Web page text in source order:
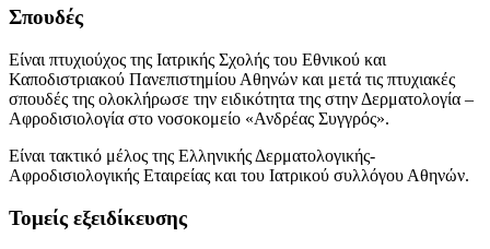
Σπουδές
Είναι πτυχιούχος της Ιατρικής Σχολής του Εθνικού και
Καποδιστριακού Πανεπιστημίου Αθηνών και μετά τις πτυχιακές
σπουδές της ολοκλήρωσε την ειδικότητα της στην Δερματολογία –
Αφροδισιολογία στο νοσοκομείο «Ανδρέας Συγγρός».
Είναι τακτικό μέλος της Ελληνικής Δερματολογικής-
Αφροδισιολογικής Εταιρείας και του Ιατρικού συλλόγου Αθηνών.
Τομείς εξειδίκευσης